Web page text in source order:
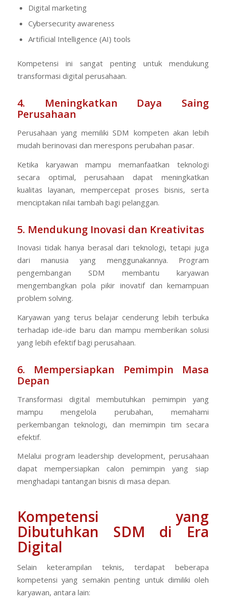
Digital marketing
Cybersecurity awareness
Artificial Intelligence (AI) tools
Kompetensi ini sangat penting untuk mendukung
transformasi digital perusahaan.
4. Meningkatkan Daya Saing
Perusahaan
Perusahaan yang memiliki SDM kompeten akan lebih
mudah berinovasi dan merespons perubahan pasar.
Ketika karyawan mampu memanfaatkan teknologi
secara optimal, perusahaan dapat meningkatkan
kualitas layanan, mempercepat proses bisnis, serta
menciptakan nilai tambah bagi pelanggan.
5. Mendukung Inovasi dan Kreativitas
Inovasi tidak hanya berasal dari teknologi, tetapi juga
dari manusia yang menggunakannya. Program
pengembangan SDM membantu karyawan
mengembangkan pola pikir inovatif dan kemampuan
problem solving.
Karyawan yang terus belajar cenderung lebih terbuka
terhadap ide-ide baru dan mampu memberikan solusi
yang lebih efektif bagi perusahaan.
6. Mempersiapkan Pemimpin Masa
Depan
Transformasi digital membutuhkan pemimpin yang
mampu mengelola perubahan, memahami
perkembangan teknologi, dan memimpin tim secara
efektif.
Melalui program leadership development, perusahaan
dapat mempersiapkan calon pemimpin yang siap
menghadapi tantangan bisnis di masa depan.
Kompetensi yang
Dibutuhkan SDM di Era
Digital
Selain keterampilan teknis, terdapat beberapa
kompetensi yang semakin penting untuk dimiliki oleh
karyawan, antara lain: